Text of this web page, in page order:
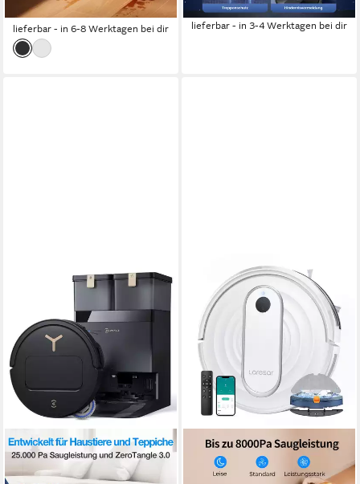
-25%
lieferbar - in 6-8 Werktagen bei dir
-68%
lieferbar - in 3-4 Werktagen bei dir